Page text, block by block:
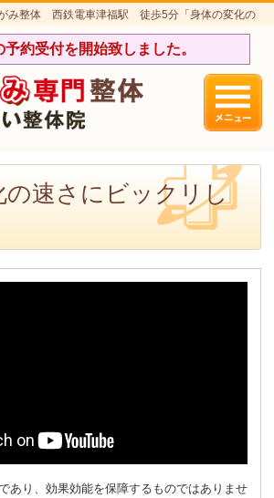
み整体 西鉄電車津福駅 徒歩5分「身体の変化の
約受付を開始致しました。
の速さにビックリし
あり、効果効能を保障するものではありませ